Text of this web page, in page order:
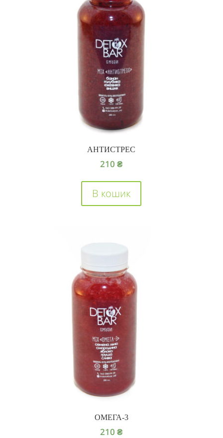
АНТИСТРЕС
210₴
В кошик
ОМЕГА-3
210₴